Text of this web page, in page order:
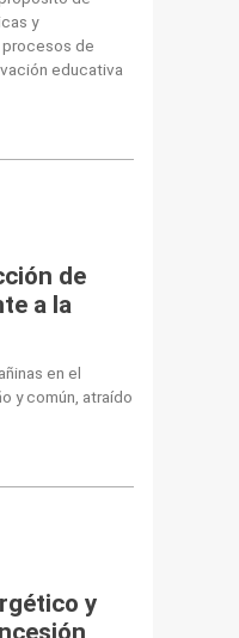
y
procesos de
educativa
de
a la
en el
y común, atraído
y